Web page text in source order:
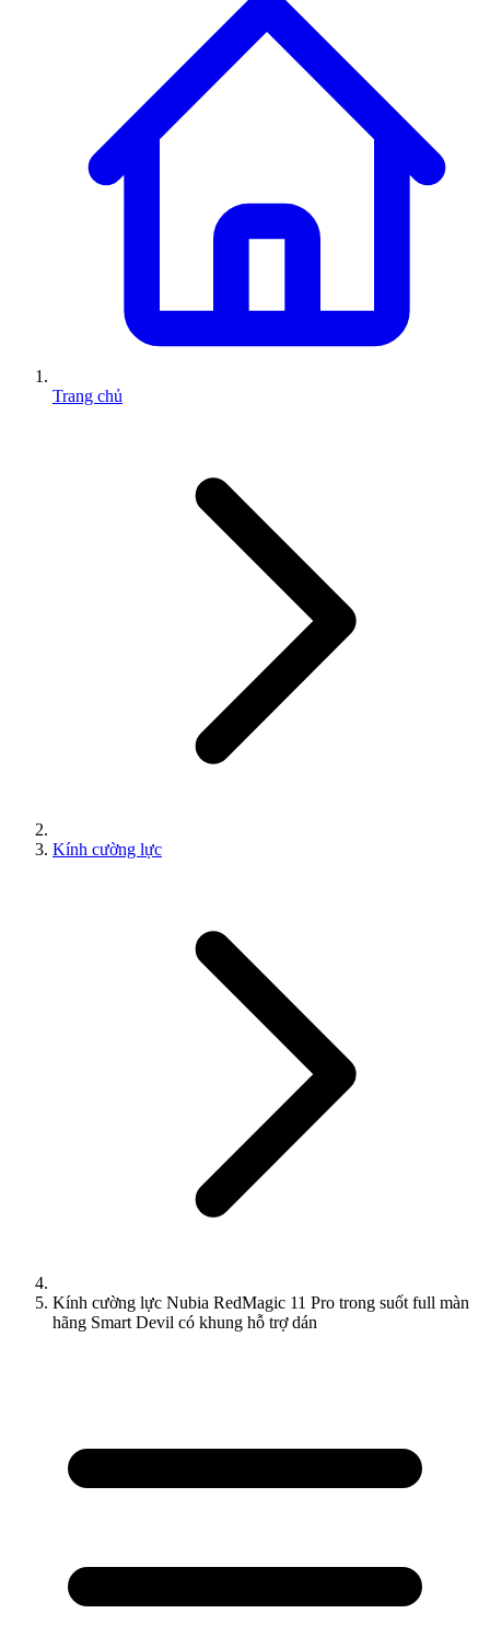
Trang chủ
Kính cường lực
Kính cường lực Nubia RedMagic 11 Pro trong suốt full màn
hãng Smart Devil có khung hỗ trợ dán